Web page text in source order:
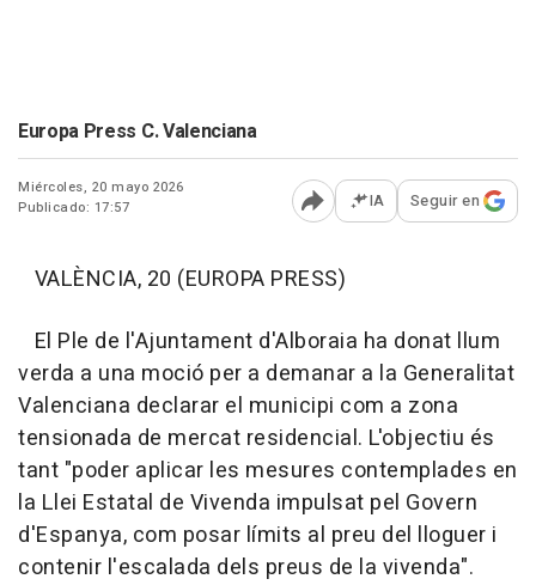
Europa Press C. Valenciana
Miércoles, 20 mayo 2026
Publicado: 17:57
Abrir opciones para
IA Seguir en
VALÈNCIA, 20 (EUROPA PRESS)
El Ple de l'Ajuntament d'Alboraia ha donat llum
verda a una moció per a demanar a la Generalitat
Valenciana declarar el municipi com a zona
tensionada de mercat residencial. L'objectiu és
tant "poder aplicar les mesures contemplades en
la Llei Estatal de Vivenda impulsat pel Govern
d'Espanya, com posar límits al preu del lloguer i
contenir l'escalada dels preus de la vivenda".